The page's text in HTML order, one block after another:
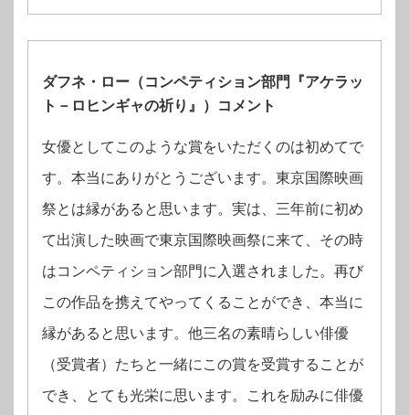
ダフネ・ロー（コンペティション部⾨『アケラッ
ト－ロヒンギャの祈り』）コメント
⼥優としてこのような賞をいただくのは初めてで
す。本当にありがとうございます。東京国際映画
祭とは縁があると思います。実は、三年前に初め
て出演した映画で東京国際映画祭に来て、その時
はコンペティション部⾨に⼊選されました。再び
この作品を携えてやってくることができ、本当に
縁があると思います。他三名の素晴らしい俳優
（受賞者）たちと⼀緒にこの賞を受賞することが
でき、とても光栄に思います。これを励みに俳優